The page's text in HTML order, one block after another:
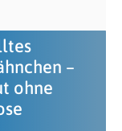
–
ohne